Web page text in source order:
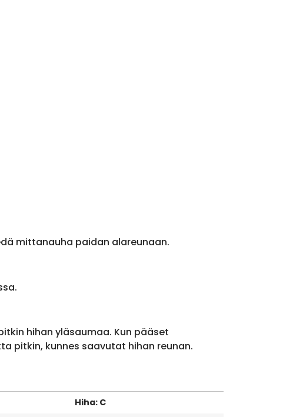
mittanauha paidan alareunaan.
hihan yläsaumaa. Kun pääset
pitkin, kunnes saavutat hihan reunan.
Hiha: C